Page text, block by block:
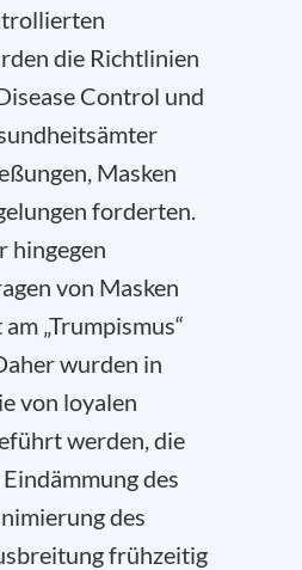
die Richtlinien
Control und
Masken
forderten.
hingegen
von Masken
„Trumpismus“
wurden in
von loyalen
werden, die
des
des
frühzeitig